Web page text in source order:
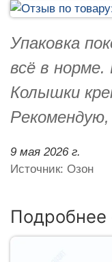
Упаковка
всё в норме.
Колышки
Рекомендую,
9 мая 2026 г.
Источник: Озон
Подробнее